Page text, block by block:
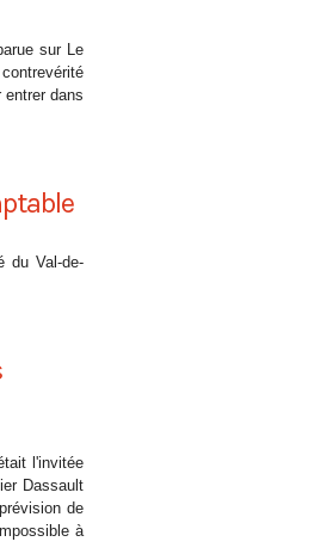
sur Le
dans
du Val-de-
l'invitée
Dassault
de
à